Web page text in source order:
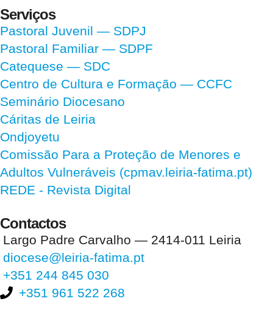
Serviços
Pastoral Juvenil — SDPJ
Pastoral Familiar — SDPF
Catequese — SDC
Centro de Cultura e Formação — CCFC
Seminário Diocesano
Cáritas de Leiria
Ondjoyetu
Comissão Para a Proteção de Menores e
Adultos Vulneráveis (cpmav.leiria-fatima.pt)
REDE - Revista Digital
Contactos
Largo Padre Carvalho — 2414-011 Leiria
diocese@leiria-fatima.pt
+351 244 845 030
+351 961 522 268